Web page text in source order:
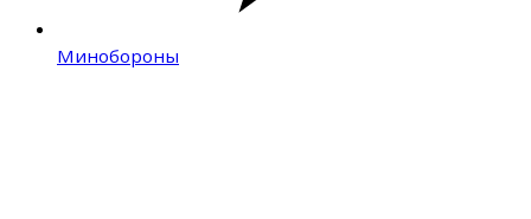
Минобороны